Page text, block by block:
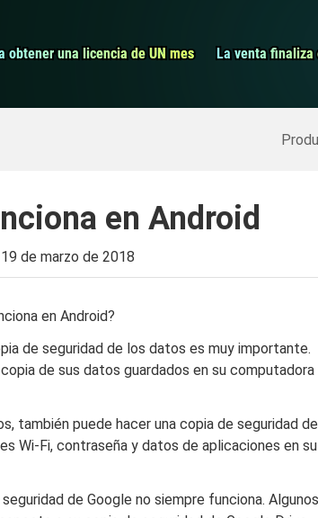
obtener una licencia de UN mes
obtener una licencia de UN mes La venta finaliza
La venta finaliza
Copia de
en Android
19 de marzo de 2018
en Android?
de seguridad de los datos es muy importante.
de sus datos guardados en su computadora
también puede hacer una copia de seguridad de
Wi-Fi, contraseña y datos de aplicaciones en su
de Google no siempre funciona. Algunos